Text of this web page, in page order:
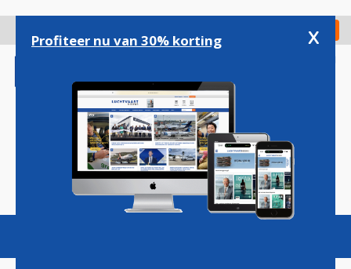
gaan
Check in
Magazine Podcasts Vacatures
Profiteer nu van 30% korting x